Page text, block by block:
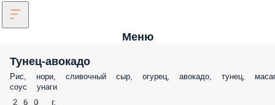
Меню
Тунец-авокадо
Рис, нори, сливочный сыр, огурец, авокадо, тунец,
соус унаги
260 г.